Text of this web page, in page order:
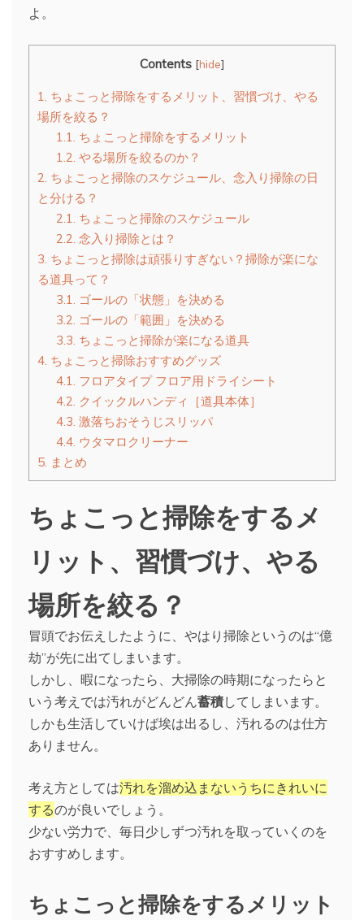
よ。
Contents [hide]
1. ちょこっと掃除をするメリット、習慣づけ、やる
場所を絞る？
1.1. ちょこっと掃除をするメリット
1.2. やる場所を絞るのか？
2. ちょこっと掃除のスケジュール、念入り掃除の日
と分ける？
2.1. ちょこっと掃除のスケジュール
2.2. 念入り掃除とは？
3. ちょこっと掃除は頑張りすぎない？掃除が楽にな
る道具って？
3.1. ゴールの「状態」を決める
3.2. ゴールの「範囲」を決める
3.3. ちょこっと掃除が楽になる道具
4. ちょこっと掃除おすすめグッズ
4.1. フロアタイプ フロア用ドライシート
4.2. クイックルハンディ［道具本体］
4.3. 激落ちおそうじスリッパ
4.4. ウタマロクリーナー
5. まとめ
ちょこっと掃除をするメ
リット、習慣づけ、やる
場所を絞る？
冒頭でお伝えしたように、やはり掃除というのは“億
劫”が先に出てしまいます。
しかし、暇になったら、大掃除の時期になったらと
いう考えでは汚れがどんどん蓄積してしまいます。
しかも生活していけば埃は出るし、汚れるのは仕方
ありません。
考え方としては汚れを溜め込まないうちにきれいに
するのが良いでしょう。
少ない労力で、毎日少しずつ汚れを取っていくのを
おすすめします。
ちょこっと掃除をするメリット